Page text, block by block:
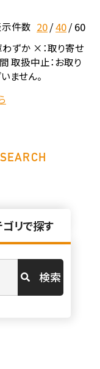
件数 20 40 60
ずか ×：取り寄せ
取扱中止：お取り
ません。
リで探す
検索